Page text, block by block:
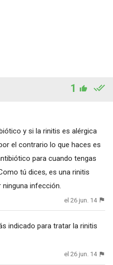
1
y si la rinitis es alérgica
el contrario lo que haces es
para cuando tengas
tú dices, es una rinitis
ninguna infección.
el 26 jun. 14
indicado para tratar la rinitis
el 26 jun. 14